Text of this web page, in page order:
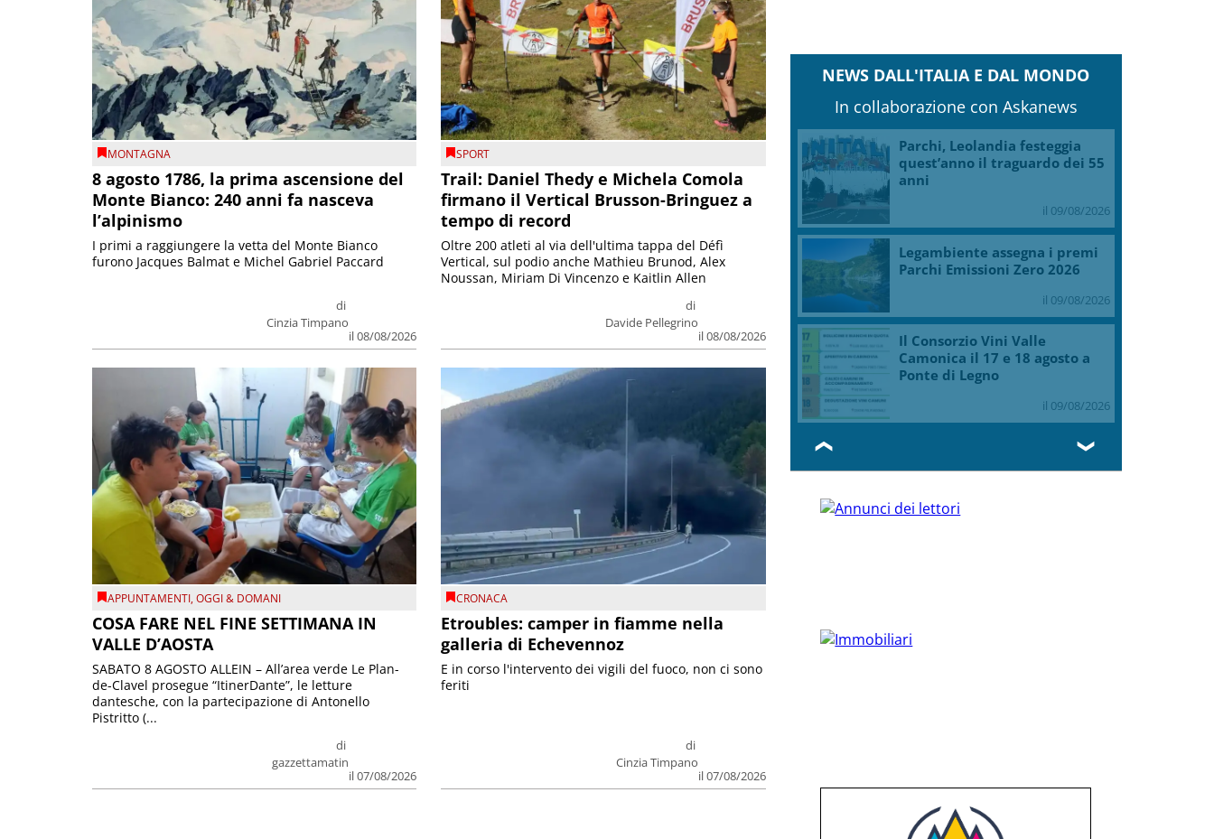
MONTAGNA
8 agosto 1786, la prima ascensione del
Monte Bianco: 240 anni fa nasceva
l’alpinismo
di
Cinzia Timpano
il 08/08/2026
I primi a raggiungere la vetta del Monte Bianco
furono Jacques Balmat e Michel Gabriel Paccard
SPORT
Trail: Daniel Thedy e Michela Comola
firmano il Vertical Brusson-Bringuez a
tempo di record
di
Davide Pellegrino
il 08/08/2026
Oltre 200 atleti al via dell'ultima tappa del Défì
Vertical, sul podio anche Mathieu Brunod, Alex
Noussan, Miriam Di Vincenzo e Kaitlin Allen
APPUNTAMENTI,OGGI & DOMANI
COSA FARE NEL FINE SETTIMANA IN
VALLE D’AOSTA
di
gazzettamatin
il 07/08/2026
SABATO 8 AGOSTO ALLEIN – All’area verde Le Plan-
de-Clavel prosegue “ItinerDante”, le letture
dantesche, con la partecipazione di Antonello
Pistritto (...
CRONACA
Etroubles: camper in fiamme nella
galleria di Echevennoz
di
Cinzia Timpano
il 07/08/2026
E in corso l'intervento dei vigili del fuoco, non ci sono
feriti
NEWS DALL'ITALIA E DAL MONDO
In collaborazione con Askanews
Parchi, Leolandia festeggia
quest’anno il traguardo dei 55
anni
il 09/08/2026
Legambiente assegna i premi
Parchi Emissioni Zero 2026
il 09/08/2026
Il Consorzio Vini Valle
Camonica il 17 e 18 agosto a
Ponte di Legno
il 09/08/2026
❮ ❯